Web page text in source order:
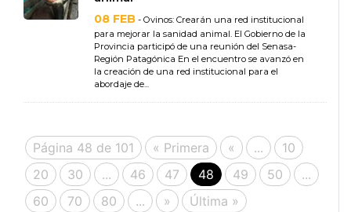
08 FEB - Ovinos: Crearán una red institucional
para mejorar la sanidad animal. El Gobierno de la
Provincia participó de una reunión del Senasa-
Región Patagónica En el encuentro se avanzó en
la creación de una red institucional para el
abordaje de...
Página 48 de 101 « Primera « ...
10
20
30 ... 46 47 48 49 50
...
60
70 80 ... » Última »